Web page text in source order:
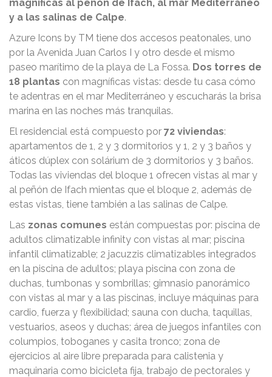
magníficas al peñón de Ifach, al mar Mediterráneo
y a las salinas de Calpe.
Azure Icons by TM tiene dos accesos peatonales, uno
por la Avenida Juan Carlos I y otro desde el mismo
paseo marítimo de la playa de La Fossa. Dos torres de
18 plantas con magníficas vistas: desde tu casa cómo
te adentras en el mar Mediterráneo y escucharás la brisa
marina en las noches más tranquilas.
El residencial está compuesto por 72 viviendas:
apartamentos de 1, 2 y 3 dormitorios y 1, 2 y 3 baños y
áticos dúplex con solárium de 3 dormitorios y 3 baños.
Todas las viviendas del bloque 1 ofrecen vistas al mar y
al peñón de Ifach mientas que el bloque 2, además de
estas vistas, tiene también a las salinas de Calpe.
Las zonas comunes están compuestas por: piscina de
adultos climatizable infinity con vistas al mar; piscina
infantil climatizable; 2 jacuzzis climatizables integrados
en la piscina de adultos; playa piscina con zona de
duchas, tumbonas y sombrillas; gimnasio panorámico
con vistas al mar y a las piscinas, incluye máquinas para
cardio, fuerza y flexibilidad; sauna con ducha, taquillas,
vestuarios, aseos y duchas; área de juegos infantiles con
columpios, toboganes y casita tronco; zona de
ejercicios al aire libre preparada para calistenia y
maquinaria como bicicleta fija, trabajo de pectorales y